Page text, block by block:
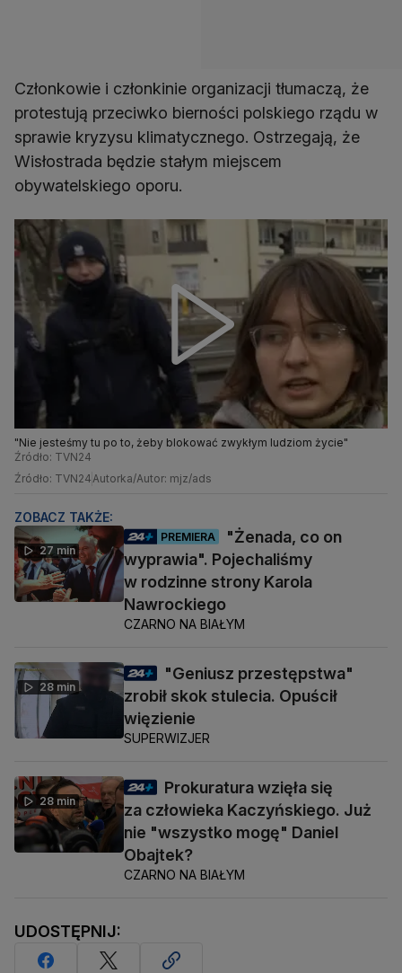
Członkowie i członkinie organizacji tłumaczą, że
protestują przeciwko bierności polskiego rządu w
sprawie kryzysu klimatycznego. Ostrzegają, że
Wisłostrada będzie stałym miejscem
obywatelskiego oporu.
"Nie jesteśmy tu po to, żeby blokować zwykłym ludziom życie"
Źródło: TVN24
Źródło: TVN24Autorka/Autor: mjz/ads
ZOBACZ TAKŻE:
27 min
PREMIERA
"Żenada, co on
wyprawia". Pojechaliśmy
w rodzinne strony Karola
Nawrockiego
CZARNO NA BIAŁYM
28 min
"Geniusz przestępstwa"
zrobił skok stulecia. Opuścił
więzienie
SUPERWIZJER
28 min
Prokuratura wzięła się
za człowieka Kaczyńskiego. Już
nie "wszystko mogę" Daniel
Obajtek?
CZARNO NA BIAŁYM
UDOSTĘPNIJ: